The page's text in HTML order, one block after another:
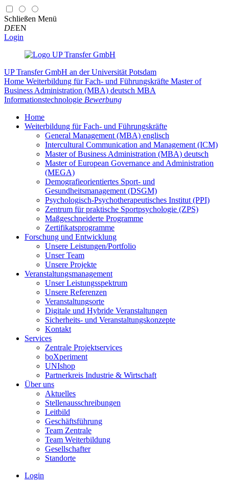
Schließen Menü
DEEN
Login
UP Transfer GmbH an der Universität Potsdam
Home Weiterbildung für Fach- und Führungskräfte Master of
Business Administration (MBA) deutsch MBA
Informationstechnologie Bewerbung
Home
Weiterbildung für Fach- und Führungskräfte
General Management (MBA) englisch
Intercultural Communication and Management (ICM)
Master of Business Administration (MBA) deutsch
Master of European Governance and Administration
(MEGA)
Demografieorientiertes Sport- und
Gesundheitsmanagement (DSGM)
Psychologisch-Psychotherapeutisches Institut (PPI)
Zentrum für praktische Sportpsychologie (ZPS)
Maßgeschneiderte Programme
Zertifikatsprogramme
Forschung und Entwicklung
Unsere Leistungen/Portfolio
Unser Team
Unsere Projekte
Veranstaltungsmanagement
Unser Leistungsspektrum
Unsere Referenzen
Veranstaltungsorte
Digitale und Hybride Veranstaltungen
Sicherheits- und Veranstaltungskonzepte
Kontakt
Services
Zentrale Projektservices
boXperiment
UNIshop
Partnerkreis Industrie & Wirtschaft
Über uns
Aktuelles
Stellenausschreibungen
Leitbild
Geschäftsführung
Team Zentrale
Team Weiterbildung
Gesellschafter
Standorte
Login